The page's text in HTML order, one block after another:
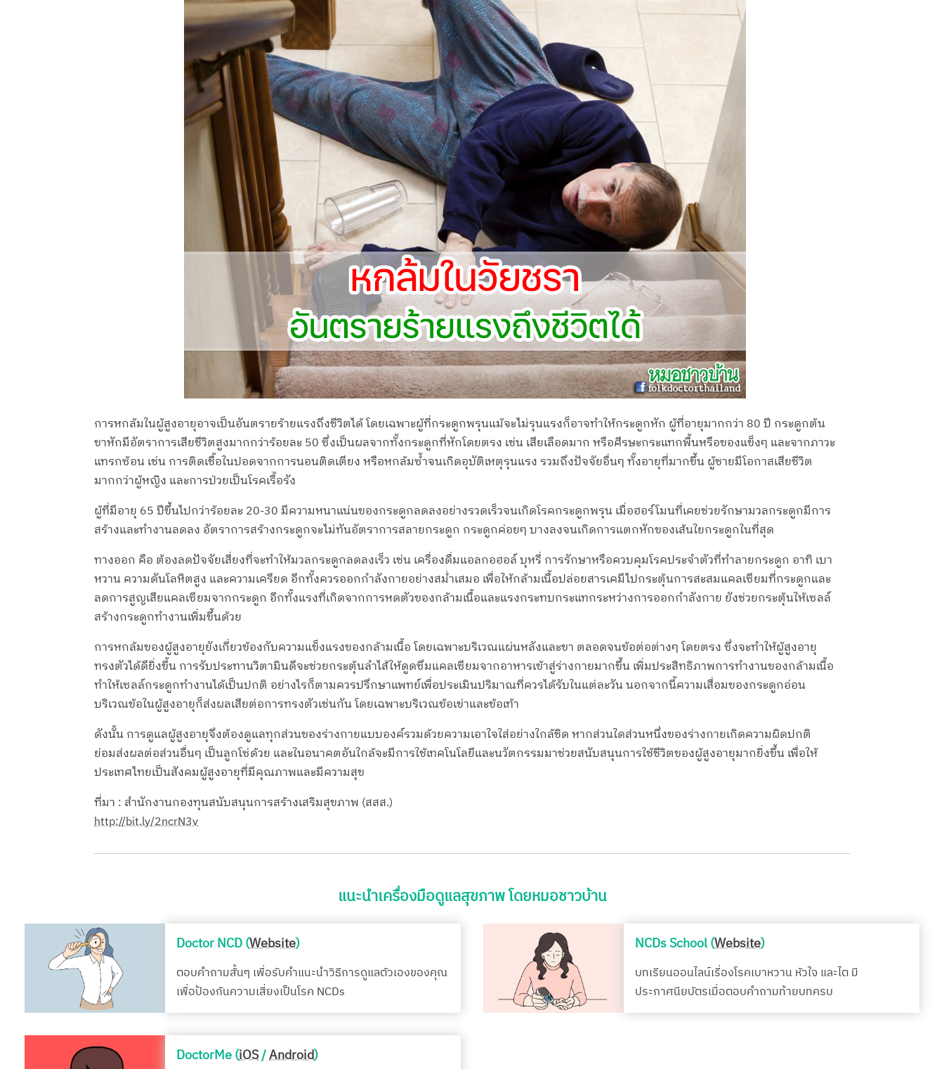
การหกล้มในผู้สูงอายุอาจเป็นอันตรายร้ายแรงถึงชีวิตได้ โดยเฉพาะผู้ที่กระดูกพรุนแม้จะไม่รุนแรงก็อาจทำให้กระดูกหัก ผู้ที่อายุมากกว่า 80 ปี กระดูกต้น
ขาหักมีอัตราการเสียชีวิตสูงมากกว่าร้อยละ 50 ซึ่งเป็นผลจากทั้งกระดูกที่หักโดยตรง เช่น เสียเลือดมาก หรือศีรษะกระแทกพื้นหรือของแข็งๆ และจากภาวะ
แทรกซ้อน เช่น การติดเชื้อในปอดจากการนอนติดเตียง หรือหกล้มซ้ำจนเกิดอุบัติเหตุรุนแรง รวมถึงปัจจัยอื่นๆ ทั้งอายุที่มากขึ้น ผู้ชายมีโอกาสเสียชีวิต
มากกว่าผู้หญิง และการป่วยเป็นโรคเรื้อรัง
ผู้ที่มีอายุ 65 ปีขึ้นไปกว่าร้อยละ 20-30 มีความหนาแน่นของกระดูกลดลงอย่างรวดเร็วจนเกิดโรคกระดูกพรุน เมื่อฮอร์โมนที่เคยช่วยรักษามวลกระดูกมีการ
สร้างและทำงานลดลง อัตราการสร้างกระดูกจะไม่ทันอัตราการสลายกระดูก กระดูกค่อยๆ บางลงจนเกิดการแตกหักของเส้นใยกระดูกในที่สุด
ทางออก คือ ต้องลดปัจจัยเสี่ยงที่จะทำให้มวลกระดูกลดลงเร็ว เช่น เครื่องดื่มแอลกอฮอล์ บุหรี่ การรักษาหรือควบคุมโรคประจำตัวที่ทำลายกระดูก อาทิ เบา
หวาน ความดันโลหิตสูง และความเครียด อีกทั้งควรออกกำลังกายอย่างสม่ำเสมอ เพื่อให้กล้ามเนื้อปล่อยสารเคมีไปกระตุ้นการสะสมแคลเซียมที่กระดูกและ
ลดการสูญเสียแคลเซียมจากกระดูก อีกทั้งแรงที่เกิดจากการหดตัวของกล้ามเนื้อและแรงกระทบกระแทกระหว่างการออกกำลังกาย ยังช่วยกระตุ้นให้เซลล์
สร้างกระดูกทำงานเพิ่มขึ้นด้วย
การหกล้มของผู้สูงอายุยังเกี่ยวข้องกับความแข็งแรงของกล้ามเนื้อ โดยเฉพาะบริเวณแผ่นหลังและขา ตลอดจนข้อต่อต่างๆ โดยตรง ซึ่งจะทำให้ผู้สูงอายุ
ทรงตัวได้ดียิ่งขี้น การรับประทานวิตามินดีจะช่วยกระตุ้นลำไส้ให้ดูดซึมแคลเซียมจากอาหารเข้าสู่ร่างกายมากขึ้น เพิ่มประสิทธิภาพการทำงานของกล้ามเนื้อ
ทำให้เซลล์กระดูกทำงานได้เป็นปกติ อย่างไรก็ตามควรปรึกษาแพทย์เพื่อประเมินปริมาณที่ควรได้รับในแต่ละวัน นอกจากนี้ความเสื่อมของกระดูกอ่อน
บริเวณข้อในผู้สูงอายุก็ส่งผลเสียต่อการทรงตัวเช่นกัน โดยเฉพาะบริเวณข้อเข่าและข้อเท้า
ดังนั้น การดูแลผู้สูงอายุจึงต้องดูแลทุกส่วนของร่างกายแบบองค์รวมด้วยความเอาใจใส่อย่างใกล้ชิด หากส่วนใดส่วนหนึ่งของร่างกายเกิดความผิดปกติ
ย่อมส่งผลต่อส่วนอื่นๆ เป็นลูกโซ่ด้วย และในอนาคตอันใกล้จะมีการใช้เทคโนโลยีและนวัตกรรมมาช่วยสนับสนุนการใช้ชีวิตของผู้สูงอายุมากยิ่งขึ้น เพื่อให้
ประเทศไทยเป็นสังคมผู้สูงอายุที่มีคุณภาพและมีความสุข
ที่มา : สำนักงานกองทุนสนับสนุนการสร้างเสริมสุขภาพ (สสส.)
http://bit.ly/2ncrN3v
แนะนำเครื่องมือดูแลสุขภาพ โดยหมอชาวบ้าน
Doctor NCD (Website)
ตอบคำถามสั้นๆ เพื่อรับคำแนะนำวิธีการดูแลตัวเองของคุณ
เพื่อป้องกันความเสี่ยงเป็นโรค NCDs
NCDs School (Website)
บทเรียนออนไลน์เรื่องโรคเบาหวาน หัวใจ และไต มี
ประกาศนียบัตรเมื่อตอบคำถามท้ายบทครบ
DoctorMe (iOS/Android)